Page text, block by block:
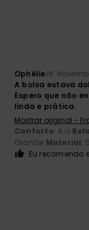
Ophélie19.
A bolsa estava
Espero que não
linda e prática.
Mostrar original -
Conforto: 4 /5
Grande Material: 5
Eu recomendo